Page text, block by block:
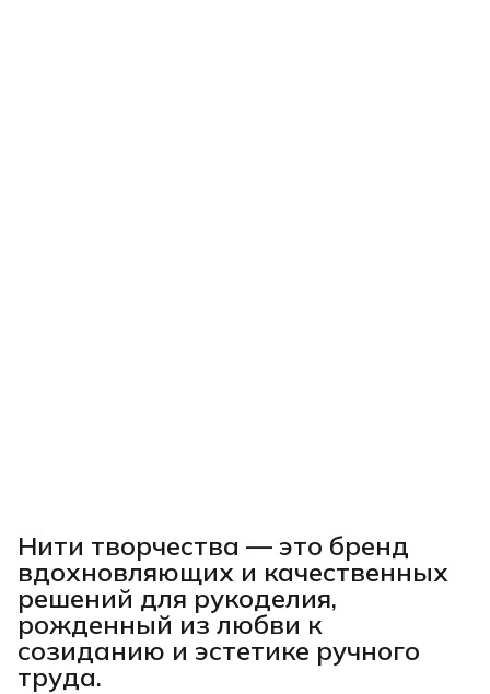
Нити творчества — это бренд
вдохновляющих и качественных
решений для рукоделия,
рожденный из любви к
созиданию и эстетике ручного
труда.